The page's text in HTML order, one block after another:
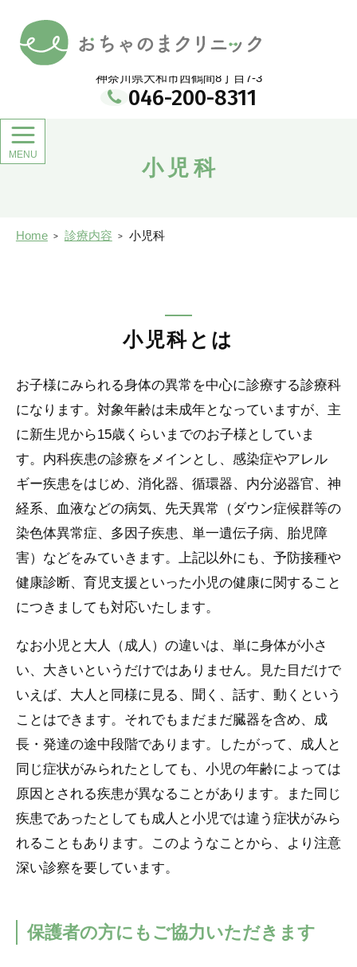
おちゃのまクリニック
神奈川県大和市西鶴間8丁目7-3
046-200-8311
Home 診療内容 小児科
小児科
小児科とは
お子様にみられる身体の異常を中心に診療する診療科
になります。対象年齢は未成年となっていますが、主
に新生児から15歳くらいまでのお子様としていま
す。内科疾患の診療をメインとし、感染症やアレル
ギー疾患をはじめ、消化器、循環器、内分泌器官、神
経系、血液などの病気、先天異常（ダウン症候群等の
染色体異常症、多因子疾患、単一遺伝子病、胎児障
害）などをみていきます。上記以外にも、予防接種や
健康診断、育児支援といった小児の健康に関すること
につきましても対応いたします。
なお小児と大人（成人）の違いは、単に身体が小さ
い、大きいというだけではありません。見た目だけで
いえば、大人と同様に見る、聞く、話す、動くという
ことはできます。それでもまだまだ臓器を含め、成
長・発達の途中段階であります。したがって、成人と
同じ症状がみられたとしても、小児の年齢によっては
原因とされる疾患が異なることがあります。また同じ
疾患であったとしても成人と小児では違う症状がみら
れることもあります。このようなことから、より注意
深い診察を要しています。
保護者の方にもご協力いただきます